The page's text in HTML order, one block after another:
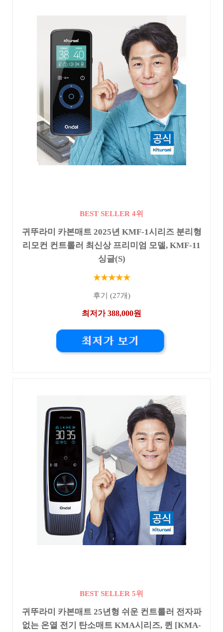
BEST SELLER 4위
귀뚜라미 카본매트 2025년 KMF-1시리즈 분리형
리모컨 컨트롤러 최신상 프리미엄 모델, KMF-11
싱글(S)
★★★★★
후기 (27개)
최저가 388,000원
BEST SELLER 5위
귀뚜라미 카본매트 25년형 쉬운 컨트롤러 전자파
없는 온열 전기 탄소매트 KMA시리즈, 퀸 [KMA-